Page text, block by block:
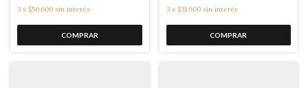
3 x $50.600 sin interés 3 x $31.900 sin interés